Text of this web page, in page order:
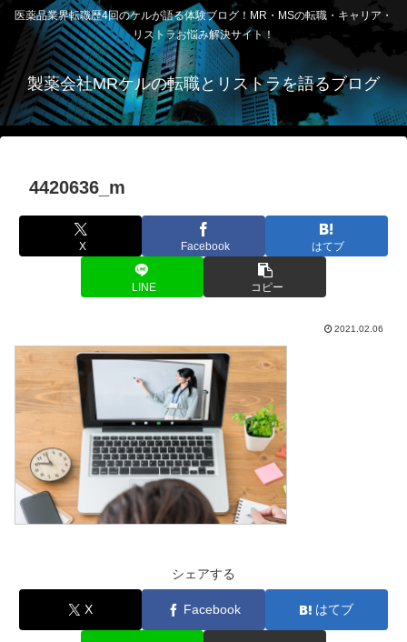
医薬品業界転職歴4回のケルが語る体験ブログ！MR・MSの転職・キャリア・
リストラお悩み解決サイト！
製薬会社MRケルの転職とリストラを語るブログ
4420636_m
X Facebook はてブ
LINE コピー
2021.02.06
シェアする
X Facebook はてブ